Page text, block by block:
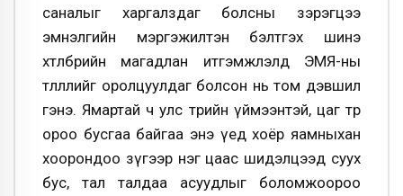
саналыг харгалздаг болсны зэрэгцээ
эмнэлгийн мэргэжилтэн бэлтгэх шинэ
хөтөлбөрийн магадлан итгэмжлэлд ЭМЯ-ны
төлөөллийг оролцуулдаг болсон нь том дэвшил
гэнэ. Ямартай ч улс төрийн үймээнтэй, цаг төр
ороо бусгаа байгаа энэ үед хоёр яамныхан
хоорондоо зүгээр нэг цаас шидэлцээд суух
бус, тал талдаа асуудлыг боломжоороо